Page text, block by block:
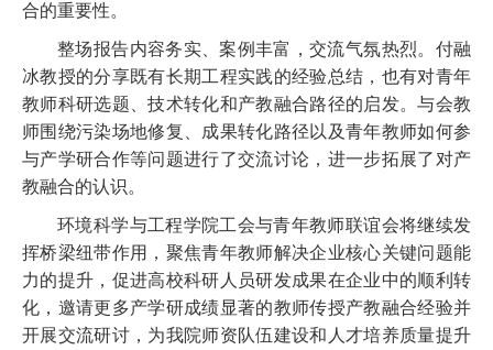
合的重要性。
整场报告内容务实、案例丰富，交流气氛热烈。付融
冰教授的分享既有长期工程实践的经验总结，也有对青年
教师科研选题、技术转化和产教融合路径的启发。与会教
师围绕污染场地修复、成果转化路径以及青年教师如何参
与产学研合作等问题进行了交流讨论，进一步拓展了对产
教融合的认识。
环境科学与工程学院工会与青年教师联谊会将继续发
挥桥梁纽带作用，聚焦青年教师解决企业核心关键问题能
力的提升，促进高校科研人员研发成果在企业中的顺利转
化，邀请更多产学研成绩显著的教师传授产教融合经验并
开展交流研讨，为我院师资队伍建设和人才培养质量提升